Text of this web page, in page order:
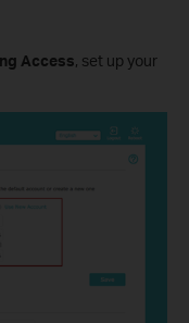
Access, set up your